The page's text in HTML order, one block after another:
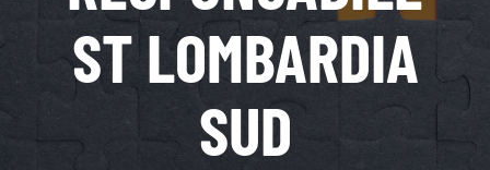
ST LOMBARDIA
SUD